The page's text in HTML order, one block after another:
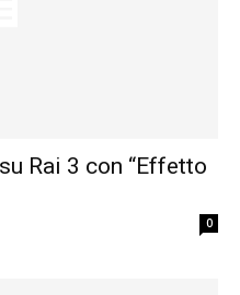
Rai 3 con “Effetto
0